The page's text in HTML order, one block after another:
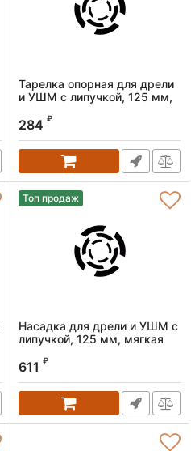
Тарелка опорная для дрели
и УШМ с липучкой, 125 мм,
М14 на d8 Denzel
Артикул: 76251
284 ₽
Топ продаж
Насадка для дрели и УШМ с
липучкой, 125 мм, мягкая
Артикул:
611 ₽